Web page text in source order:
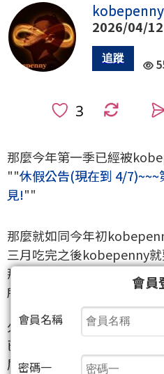
kobepenny
2026/04/
那麼今年第一季已經被
""休假公告(現在到 4/
見!""
那麼就如同今年初
三月吃完之後kobepenny
那麼拖了很久,今天小寶已
所以只要再一週
久等了,原定休假日期再次延
已經可以確定最後一週之後
屆時kobepenny就會重新開
會員
會員名稱
密碼一